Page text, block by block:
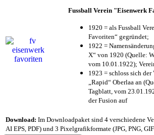
Fussball Verein "Eisenwerk
1920 = als Fussball
Favoriten“ gegründet;
1922 =
X“ von 1920 (Quelle:
vom 10.01.1922);
1923 = schloss sich
„Rapid“ Oberlaa an
Tagblatt, vom
der Fusion auf
Download: Im Downloadpaket sind 4 verschiedene
AI EPS, PDF) und 3 Pixelgrafikformate (JPG, PNG,